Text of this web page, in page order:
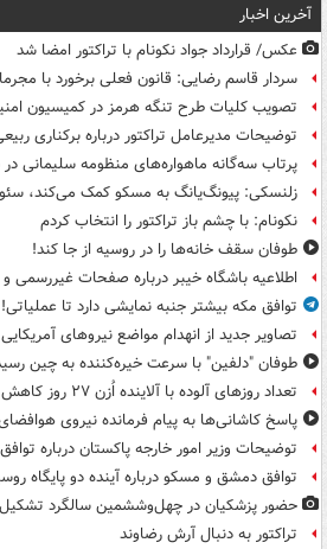
آخرین اخبار
عکس/ قرارداد جواد نکونام با تراکتور امضا شد
سردار قاسم رضایی: قانون فعلی برخورد با
تصویب کلیات طرح تنگه هرمز در کمیسیون
توضیحات مدیرعامل تراکتور درباره برکناری
پرتاب سه‌گانه ماهواره‌های منظومه سلیمانی در سال
زلنسکی: پیونگ‌یانگ به مسکو کمک می‌کند،
نکونام: با چشم باز تراکتور را انتخاب کردم
طوفان سقف خانه‌ها را در روسیه از جا ‌کند!
اطلاعیه باشگاه خیبر درباره صفحات
توافق مکه بیشتر جنبه نمایشی دارد تا عملیاتی!
تصاویر جدید از انهدام مواضع نیروهای
طوفان "دلفین" با سرعت خیره‌کننده به چین
تعداد روزهای آلوده با آلاینده اُزن ۲۷ روز کاهش یافت
پاسخ کاشانی‌ها به پیام فرمانده نیروی
توضیحات وزیر امور خارجه پاکستان درباره
توافق دمشق و مسکو درباره آینده دو پایگاه
حضور پزشکیان در چهل‌وششمین سالگرد
تراکتور به دنبال آرش رضاوند